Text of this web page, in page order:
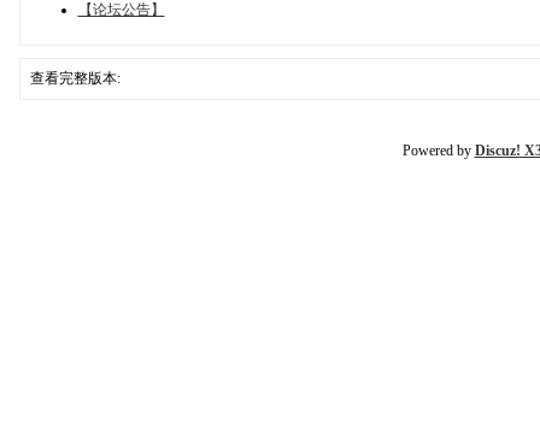
【论坛公告】
查看完整版本:
Powered by Discuz!